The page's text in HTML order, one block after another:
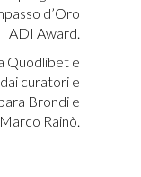
d’Oro
ADI Award.
Quodlibet e
curatori e
Brondi e
Marco Rainò.